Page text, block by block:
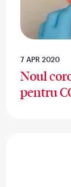
7 APR 2020
Noul
pentru